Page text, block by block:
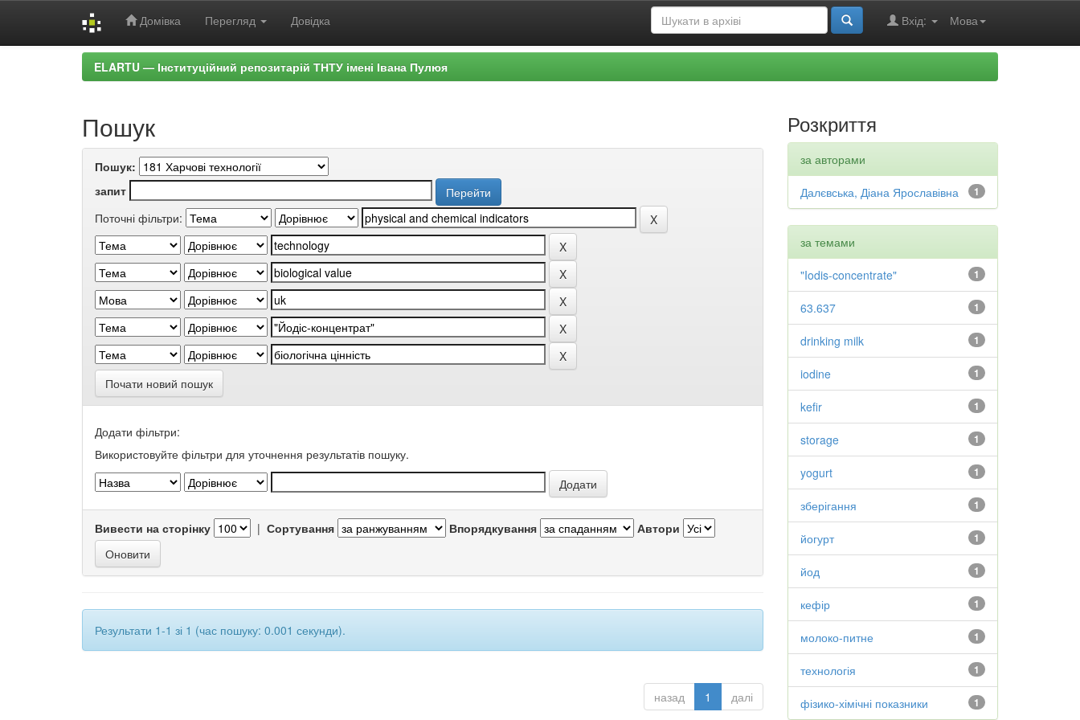
Домівка Перегляд Довідка Мова
Вхід:
ELARTU — Інституційний репозитарій ТНТУ імені Івана Пулюя
Пошук
Пошук:
запит
Поточні фільтри:
Почати новий пошук
Додати фільтри:
Використовуйте фільтри для уточнення результатів пошуку.
Вивести на сторінку | Сортування Впорядкування Автори
Результати 1-1 зі 1 (час пошуку: 0.001 секунди).
назад 1 далі
Розкриття
за авторами
1
Далєвська, Діана Ярославівна
за темами
1
"Iodis-concentrate"
1
63.637
1
drinking milk
1
iodine
1
kefir
1
storage
1
yogurt
1
зберігання
1
йогурт
1
йод
1
кефір
1
молоко-питне
1
технологія
1
фізико-хімічні показники